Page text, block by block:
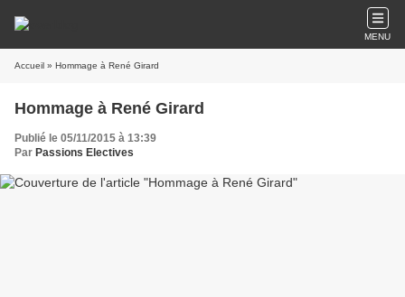
MENU
Accueil » Hommage à René Girard
Hommage à René Girard
Publié le 05/11/2015 à 13:39
Par Passions Electives